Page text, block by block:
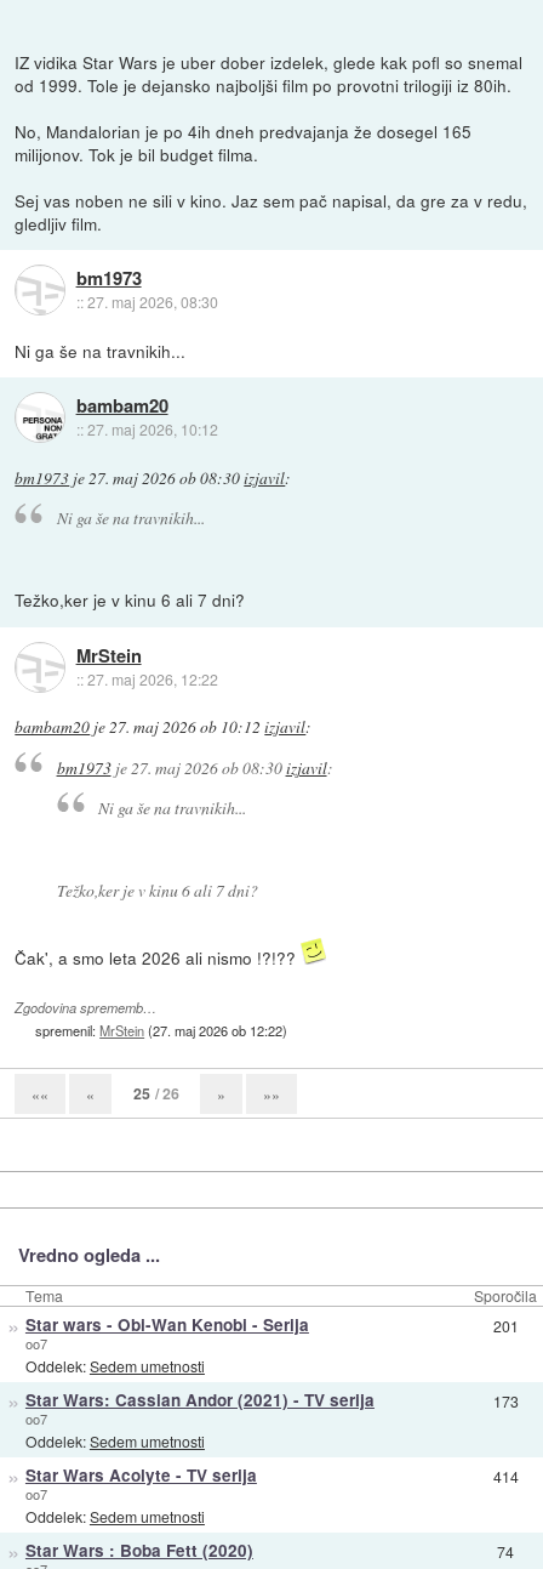
IZ vidika Star Wars je uber dober izdelek, glede kak pofl so snemal
od 1999. Tole je dejansko najboljši film po provotni trilogiji iz 80ih.
No, Mandalorian je po 4ih dneh predvajanja že dosegel 165
milijonov. Tok je bil budget filma.
Sej vas noben ne sili v kino. Jaz sem pač napisal, da gre za v redu,
gledljiv film.
bm1973
::27. maj 2026, 08:30
Ni ga še na travnikih...
bambam20
::27. maj 2026, 10:12
bm1973 je27. maj 2026 ob 08:30izjavil:
Ni ga še na travnikih...
Težko,ker je v kinu 6 ali 7 dni?
MrStein
::27. maj 2026, 12:22
bambam20 je27. maj 2026 ob 10:12 izjavil:
bm1973je27. maj 2026 ob 08:30izjavil:
Ni ga še na travnikih...
Težko,ker je v kinu 6 ali 7 dni?
Čak', a smo leta 2026 ali nismo !?!??
Zgodovina sprememb…
spremenil:MrStein(27. maj 2026 ob 12:22)
«« « 25 / 26 » »»
Vredno ogleda ...
Tema Sporočila
» Star wars - Obi-Wan Kenobi - Serija
oo7
Oddelek:Sedem umetnosti
201
» Star Wars: Cassian Andor (2021) - TV serija
oo7
Oddelek:Sedem umetnosti
173
» Star Wars Acolyte - TV serija
oo7
Oddelek:Sedem umetnosti
414
» Star Wars : Boba Fett (2020) 74